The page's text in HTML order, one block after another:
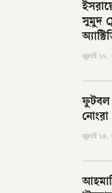
সুমুদ
জুলাই ১৭,
ফুটবল
জুলাই ১৪,